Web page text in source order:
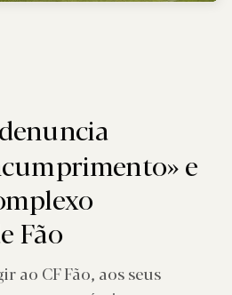
e
Fão
ao CF Fão, aos seus